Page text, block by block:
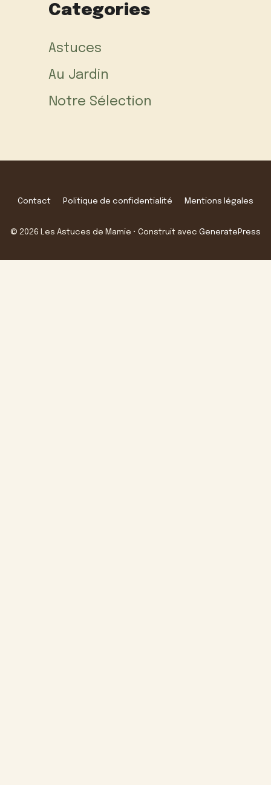
Categories
Astuces
Au Jardin
Notre Sélection
Contact Politique de confidentialité Mentions légales
© 2026 Les Astuces de Mamie • Construit avec GeneratePress